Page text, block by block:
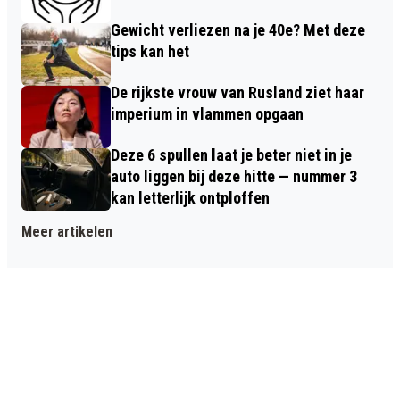
Gewicht verliezen na je 40e? Met deze
tips kan het
De rijkste vrouw van Rusland ziet haar
imperium in vlammen opgaan
Deze 6 spullen laat je beter niet in je
auto liggen bij deze hitte — nummer 3
kan letterlijk ontploffen
Meer artikelen